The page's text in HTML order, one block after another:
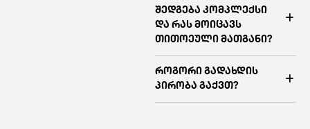
შედგება კომპლექსი
და რას მოიცავს
თითოეული მათგანი?
როგორი გადახდის
პირობა გაქვთ?